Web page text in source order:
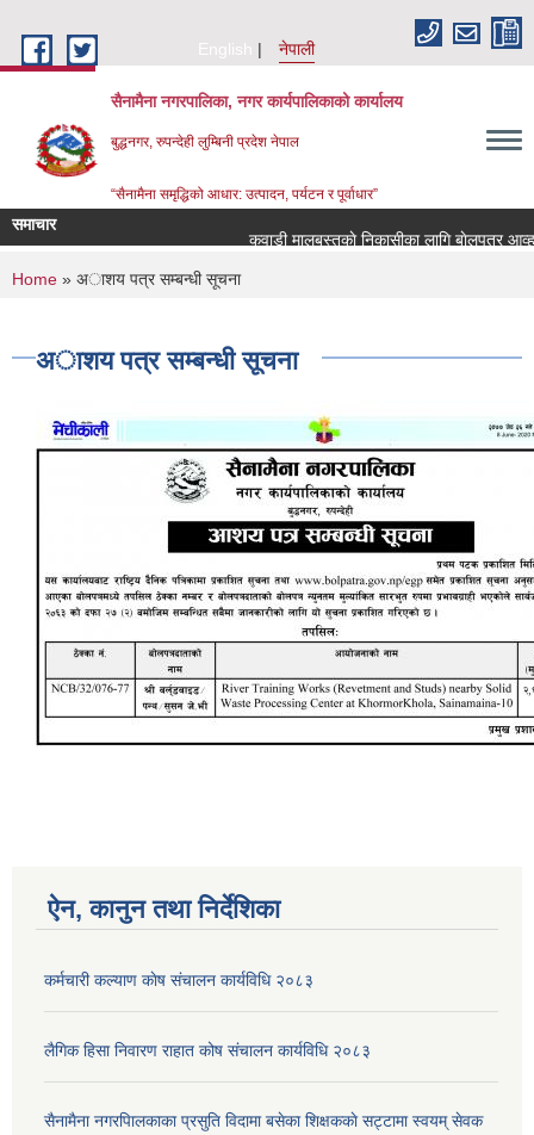
English
नेपाली
सैनामैना नगरपालिका, नगर कार्यपालिकाको कार्यालय
बुद्धनगर, रुपन्देही लुम्बिनी प्रदेश नेपाल
“सैनामैना समृद्धिको आधार: उत्पादन, पर्यटन र पूर्वाधार”
समाचार
कवाडी मालबस्तुकाे निकासीका लागि बाेलपत्र
You are here
Home » अाशय पत्र सम्बन्धी सूचना
अाशय पत्र सम्बन्धी सूचना
ऐन, कानुन तथा निर्देशिका
कर्मचारी कल्याण काेष संचालन कार्यविधि २०८३
लैगिक हिसा निवारण राहात कोष संचालन कार्यविधि २०८३
सैनामैना नगरपािलकाका प्रसुति विदामा बसेका शिक्षककाे सट्टामा स्वयम् सेवक